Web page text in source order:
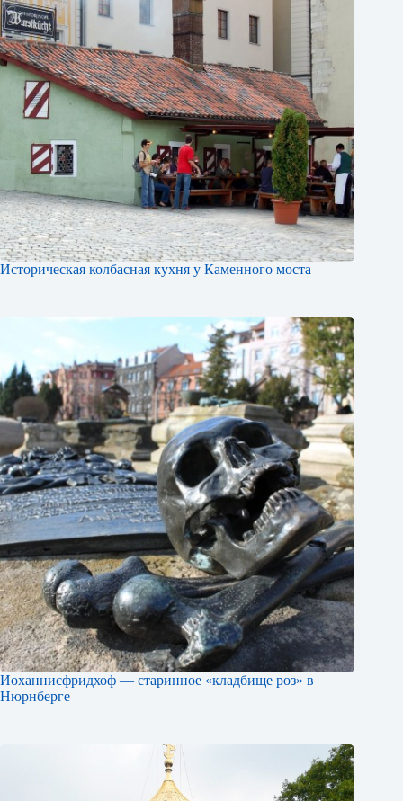
Историческая колбасная кухня у Каменного моста
Иоханнисфридхоф — старинное «кладбище роз» в
Нюрнберге